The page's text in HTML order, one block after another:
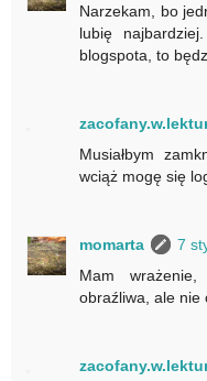
Narzekam, bo
lubię
blogspota, to
Musiałbym
wciąż mogę się
momarta
7
Mam
obraźliwa, ale nie